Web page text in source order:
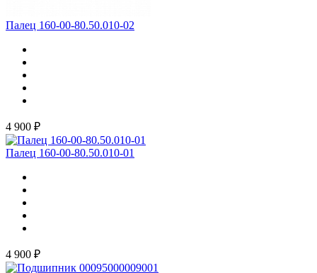
Палец 160-00-80.50.010-02
4 900 ₽
Палец 160-00-80.50.010-01
4 900 ₽